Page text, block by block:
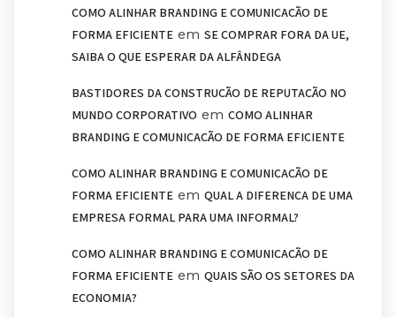
COMO ALINHAR BRANDING E COMUNICAÇÃO DE
FORMA EFICIENTE em SE COMPRAR FORA DA UE,
SAIBA O QUE ESPERAR DA ALFÂNDEGA
BASTIDORES DA CONSTRUÇÃO DE REPUTAÇÃO NO
MUNDO CORPORATIVO em COMO ALINHAR
BRANDING E COMUNICAÇÃO DE FORMA EFICIENTE
COMO ALINHAR BRANDING E COMUNICAÇÃO DE
FORMA EFICIENTE em QUAL A DIFERENÇA DE UMA
EMPRESA FORMAL PARA UMA INFORMAL?
COMO ALINHAR BRANDING E COMUNICAÇÃO DE
FORMA EFICIENTE em QUAIS SÃO OS SETORES DA
ECONOMIA?